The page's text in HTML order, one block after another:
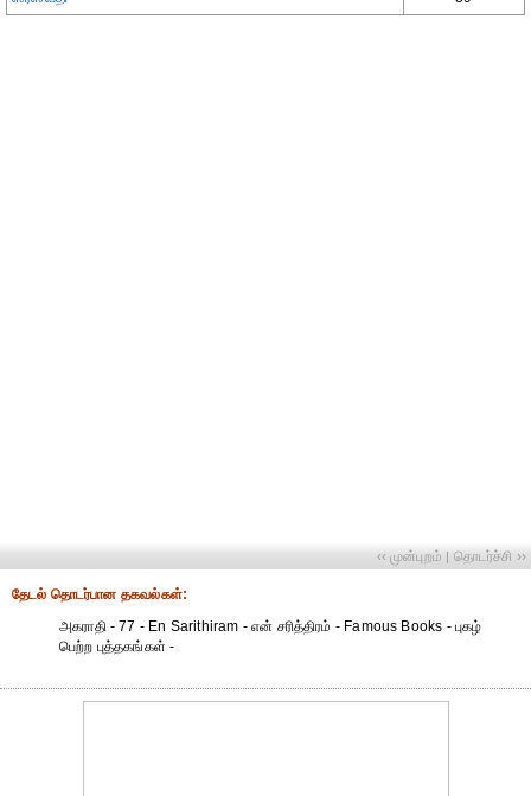
‹‹ முன்புறம் | தொடர்ச்சி ››
தேட‌ல் தொட‌ர்பான தகவ‌ல்க‌ள்:
அகராதி - 77 - En Sarithiram - என் சரித்திரம் - Famous Books - புகழ்
பெற்ற புத்தகங்கள் -